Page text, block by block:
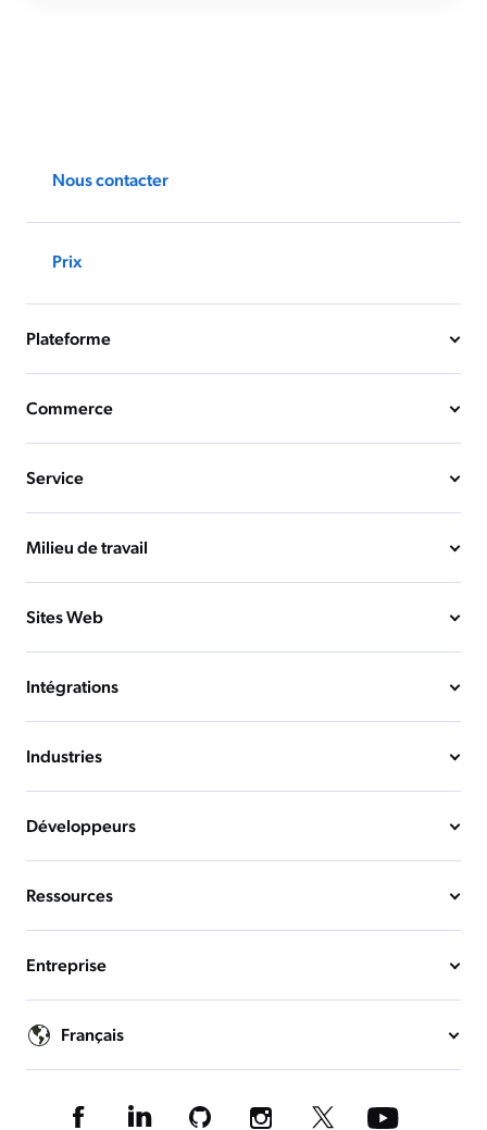
Nous contacter
Prix
Plateforme
Commerce
Service
Milieu de travail
Sites Web
Intégrations
Industries
Développeurs
Ressources
Entreprise
Français